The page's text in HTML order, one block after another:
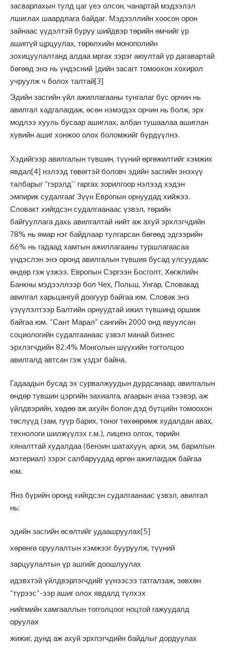
засварлахын тулд цаг үеэ олсон, чанартай мэдээлэл
лшиглах шаардлага байдаг. Мэдээллийн хоосон орон
зайнаас үүдэлтэй буруу шийдвэр төрийн өмчийг үр
ашиггүй щрцуулах, төрөлхийн монополийн
зохицуулалтанд алдаа мргах зэрэг аюултай үр дагавартай
бөгөөд энэ нь үндэсний |дийн засагт томоохон хохирол
учруулж ч болох талтай[3]
Эдийн засгийн үйл ажиллагааны тунгалаг бус орчин нь
авилгал хадгалагдаж, өсөн нэмэгдэх орчин нь болж, эрх
модлээ хууль бусаар ашиглах, албан тушаалаа ашиглан
хувийн ашиг хонжоо олох боломжийг бүрдүүлнэ.
Хэдийгээр авилгалын түвшин, түүний өргөжилтийг хэмжих
явдал[4] нэлээд төвөгтэй боловч эдийн засгийн энэхүү
талбарыг “гэрэлд’’ гаргах зорилгоор нэлээд хэдэн
эмпирик судалгааг Зүүн Европын орнуудад хийжээ.
Словакт хийгдсэн судалгаанаас үзвэл, төрийн
байгууллага дахь авилгалтай нийт аж ахуй эрхлэгчдийн
78% нь ямар нэг байдлаар тулгарсан бөгөөд эдгээрийн
66% нь гадаад хамтын ажиллагааны туршлагаасаа
үндэслэн энэ оронд авилгалын түвшия бусад улсуудаас
өндөр гэж үзжээ. Европын Сэргээн Босголт, Хөгжлийн
Банкны мэдээллээр бол Чех, Польш, Унгар, Словакад
авилгал харьцангуй доогуур байгаа юм. Словак энэ
үзүүлэлтээр Балтийн орнуудтай ижил түвшинд оршиж
байгаа юм. “Сант Марал” сангийн 2000 онд явуулсан
социологийн судалгаанаас үзвэл манай бизнес
эрхлэгчдийн 82.4% Монголын шүүхийн тогтолцоо
авилгалд автсан гэж үздэг байна.
Гадаадын бусад эх сурвалжуудын дурдсанаар, авилгалын
өндөр түвшин цэргийн захиалга, агаарын ачаа тээвэр, аж
үйлдвэрийн, хөдөө аж ахуйн болон дэд бүтцийн томоохон
төслүүд (зам, гуүр барих, тоног төхөөрөмж худалдан авах,
технологи шилжүүлэх г.м.), лиценз олгох, төрийн
хяналттай худалдаа (бензин шатахуун, архи, эм, барилгын
мэтериал) зэрэг салбаруудад өргөн ажиглагдаж байгаа
юм.
Янз бүрийн оронд хийгдсэн судалгаанаас үзвэл, авилгал
нь:
эдийн засгийн өсөлтийг удаашруулах[5]
хөрөнгө оруулалтын хэмжээг бууруулж, түүний
зарцуулалтын үр ашгийг доошлуулах
идэвхтэй үйлдвэрлэгчдийг үүнээсээ татгалзаж, зөвхөн
“түрээс”-ээр ашиг олох явдалд түлхэх
нийгмийн хамгааллын тогголцоог ноцтой гажуудалд
оруулах
жижиг, дунд аж ахуй эрхпэгчдийн байдлыг дордуулах